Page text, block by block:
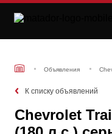
Объявления
К списку объявлений
Chevrolet